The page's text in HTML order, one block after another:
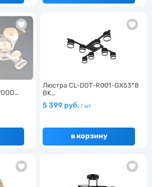
Люстра CL-DOT-R001-GX53*8
BK…
5 399 руб. / шт
в корзину